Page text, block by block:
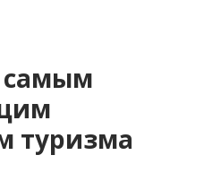
самым
туризма